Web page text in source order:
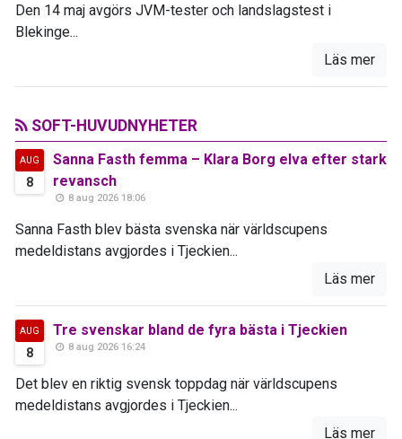
Den 14 maj avgörs JVM-tester och landslagstest i
Blekinge...
Läs mer
SOFT-HUVUDNYHETER
AUG
8
Sanna Fasth femma – Klara Borg elva efter stark
revansch
8 aug 2026 18:06
Sanna Fasth blev bästa svenska när världscupens
medeldistans avgjordes i Tjeckien...
Läs mer
AUG
8
Tre svenskar bland de fyra bästa i Tjeckien
8 aug 2026 16:24
Det blev en riktig svensk toppdag när världscupens
medeldistans avgjordes i Tjeckien...
Läs mer